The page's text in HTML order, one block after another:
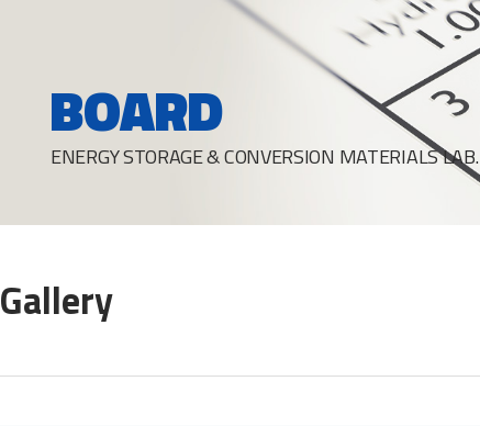
BOARD
ENERGY STORAGE & CONVERSION MATERIALS LAB.
Gallery